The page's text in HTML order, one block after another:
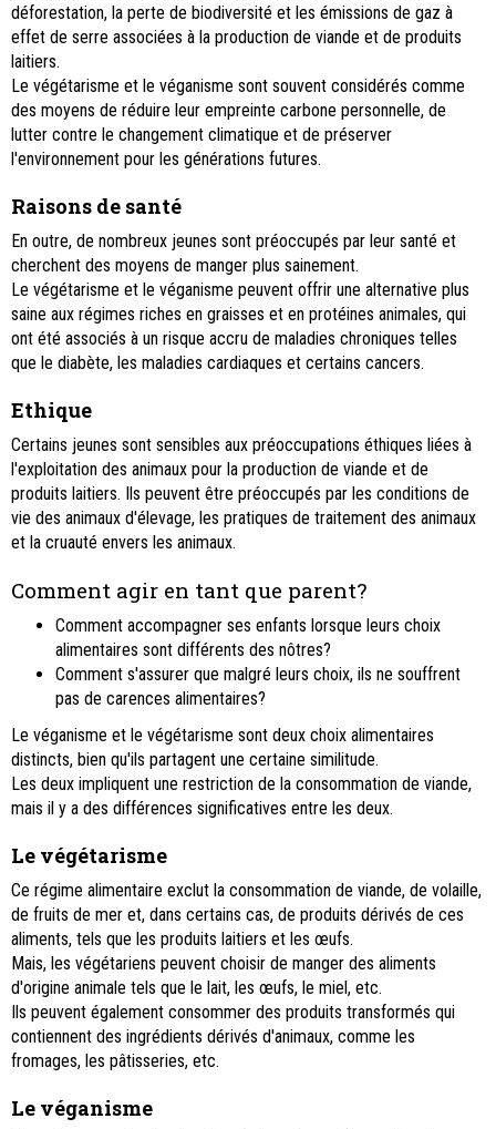
déforestation, la perte de biodiversité et les émissions de gaz à
effet de serre associées à la production de viande et de produits
laitiers.
Le végétarisme et le véganisme sont souvent considérés comme
des moyens de réduire leur empreinte carbone personnelle, de
lutter contre le changement climatique et de préserver
l'environnement pour les générations futures.
Raisons de santé
En outre, de nombreux jeunes sont préoccupés par leur santé et
cherchent des moyens de manger plus sainement.
Le végétarisme et le véganisme peuvent offrir une alternative plus
saine aux régimes riches en graisses et en protéines animales, qui
ont été associés à un risque accru de maladies chroniques telles
que le diabète, les maladies cardiaques et certains cancers.
Ethique
Certains jeunes sont sensibles aux préoccupations éthiques liées à
l'exploitation des animaux pour la production de viande et de
produits laitiers. Ils peuvent être préoccupés par les conditions de
vie des animaux d'élevage, les pratiques de traitement des animaux
et la cruauté envers les animaux.
Comment agir en tant que parent?
Comment accompagner ses enfants lorsque leurs choix
alimentaires sont différents des nôtres?
Comment s'assurer que malgré leurs choix, ils ne souffrent
pas de carences alimentaires?
Le véganisme et le végétarisme sont deux choix alimentaires
distincts, bien qu'ils partagent une certaine similitude.
Les deux impliquent une restriction de la consommation de viande,
mais il y a des différences significatives entre les deux.
Le végétarisme
Ce régime alimentaire exclut la consommation de viande, de volaille,
de fruits de mer et, dans certains cas, de produits dérivés de ces
aliments, tels que les produits laitiers et les œufs.
Mais, les végétariens peuvent choisir de manger des aliments
d'origine animale tels que le lait, les œufs, le miel, etc.
Ils peuvent également consommer des produits transformés qui
contiennent des ingrédients dérivés d'animaux, comme les
fromages, les pâtisseries, etc.
Le véganisme